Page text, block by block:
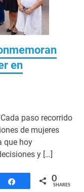
en
paso recorrido
de mujeres
que hoy
y […]
Share 0
SHARES